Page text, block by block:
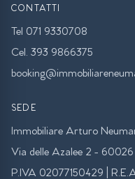
CONTATTI
Tel 071 9330708
Cel. 393 9866375
SEDE
Immobiliare Arturo
Via delle Azalee 2 -
P.IVA 02077150429 |